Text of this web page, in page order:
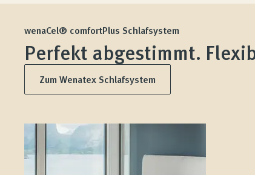
wenaCel® comfortPlus Schlafsystem
Perfekt abgestimmt.
Zum Wenatex Schlafsystem